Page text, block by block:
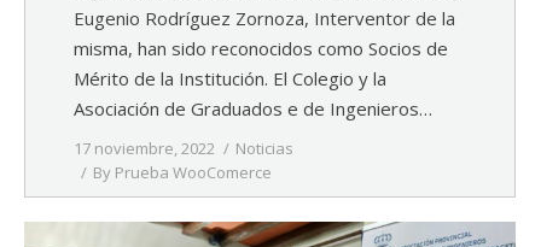
Eugenio Rodríguez Zornoza, Interventor de la
misma, han sido reconocidos como Socios de
Mérito de la Institución. El Colegio y la
Asociación de Graduados e de Ingenieros…
17 noviembre, 2022
Noticias
By Prueba WooComerce